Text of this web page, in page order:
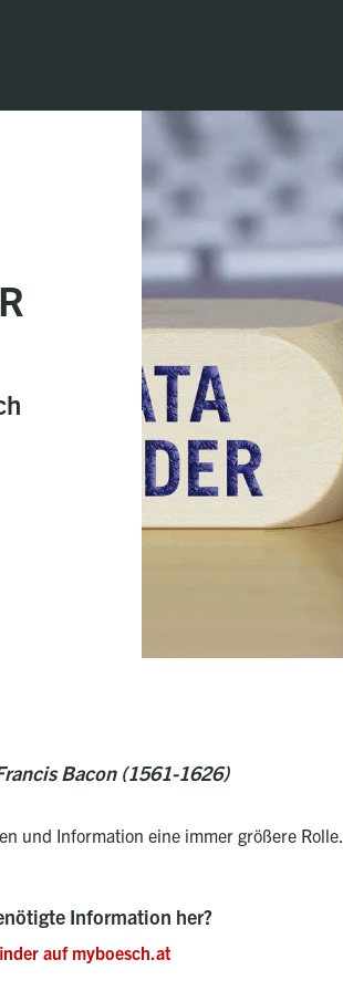
Bacon (1561-1626)
und Information eine immer größere Rolle.
Information her?
auf myboesch.at